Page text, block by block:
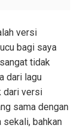
versi
bagi saya
tidak
dari lagu
dari versi
sama dengan
bahkan